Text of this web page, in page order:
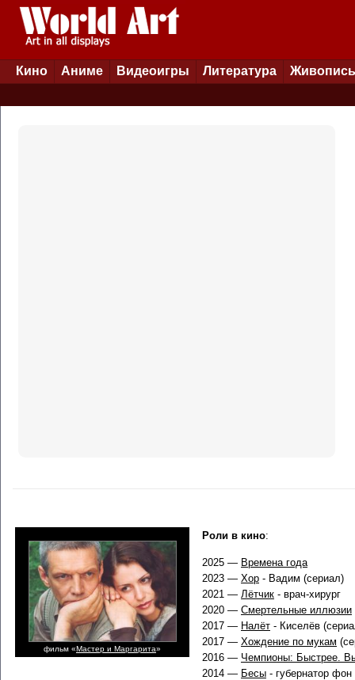
Кино Аниме Видеоигры Литература Живопись
фильм «Мастер и Маргарита»
Роли в кино:
2025 — Времена года
2023 — Хор - Вадим (сериал)
2021 — Лётчик - врач-хирург
2020 — Смертельные иллюзии
2017 — Налёт - Киселёв
2017 — Хождение по мукам
2016 — Чемпионы: Быстрее.
2014 — Бесы - губернатор